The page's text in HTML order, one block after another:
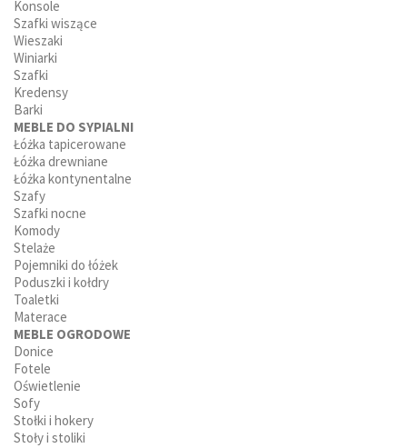
Konsole
Szafki wiszące
Wieszaki
Winiarki
Szafki
Kredensy
Barki
MEBLE DO SYPIALNI
Łóżka tapicerowane
Łóżka drewniane
Łóżka kontynentalne
Szafy
Szafki nocne
Komody
Stelaże
Pojemniki do łóżek
Poduszki i kołdry
Toaletki
Materace
MEBLE OGRODOWE
Donice
Fotele
Oświetlenie
Sofy
Stołki i hokery
Stoły i stoliki